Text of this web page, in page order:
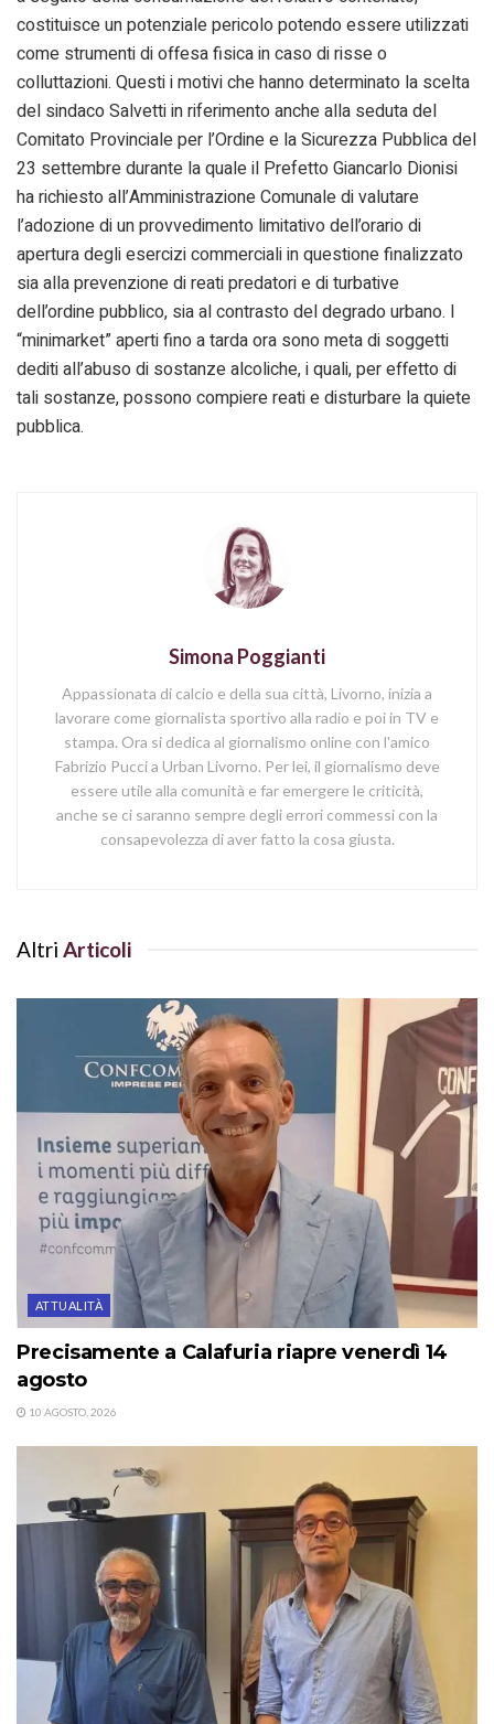
costituisce un potenziale pericolo potendo essere utilizzati
come strumenti di offesa fisica in caso di risse o
colluttazioni. Questi i motivi che hanno determinato la scelta
del sindaco Salvetti in riferimento anche alla seduta del
Comitato Provinciale per l’Ordine e la Sicurezza Pubblica del
23 settembre durante la quale il Prefetto Giancarlo Dionisi
ha richiesto all’Amministrazione Comunale di valutare
l’adozione di un provvedimento limitativo dell’orario di
apertura degli esercizi commerciali in questione finalizzato
sia alla prevenzione di reati predatori e di turbative
dell’ordine pubblico, sia al contrasto del degrado urbano. I
“minimarket” aperti fino a tarda ora sono meta di soggetti
dediti all’abuso di sostanze alcoliche, i quali, per effetto di
tali sostanze, possono compiere reati e disturbare la quiete
pubblica.
Simona Poggianti
Appassionata di calcio e della sua città, Livorno, inizia a
lavorare come giornalista sportivo alla radio e poi in TV e
stampa. Ora si dedica al giornalismo online con l'amico
Fabrizio Pucci a Urban Livorno. Per lei, il giornalismo deve
essere utile alla comunità e far emergere le criticità,
anche se ci saranno sempre degli errori commessi con la
consapevolezza di aver fatto la cosa giusta.
Altri Articoli
ATTUALITÀ
Precisamente a Calafuria riapre venerdì 14
agosto
10 AGOSTO, 2026